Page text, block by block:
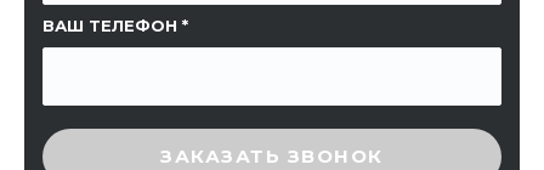
ВАШ ТЕЛЕФОН
ВВЕДИТЕ ПРОВЕРОЧНЫЙ КОД
ЗАКАЗАТЬ ЗВОНОК